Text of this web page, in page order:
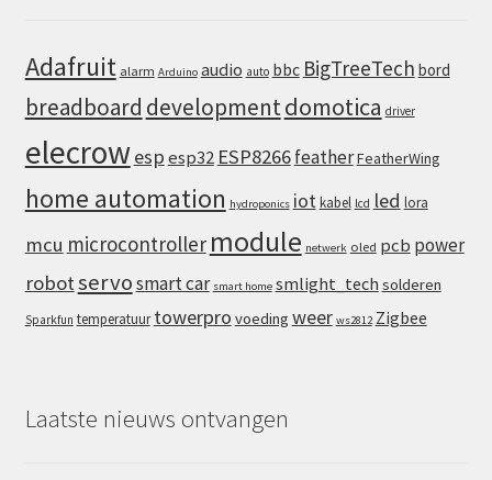
Adafruit alarm Arduino audio auto bbc BigTreeTech bord
breadboard developmentdomotica driver
elecrowespesp32 ESP8266featherFeatherWing
home automation hydroponics iot kabel lcd led lora
mcu microcontroller module netwerk oled pcb power
robotservosmart car smart home smlight_tech solderen
Sparkfun temperatuur towerpro voeding weer ws2812 Zigbee
Laatste nieuws ontvangen